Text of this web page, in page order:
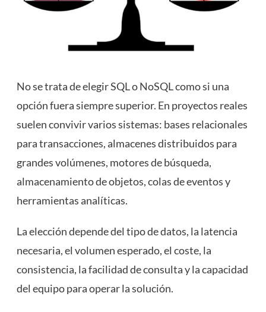
No se trata de elegir SQL o NoSQL como si una
opción fuera siempre superior. En proyectos reales
suelen convivir varios sistemas: bases relacionales
para transacciones, almacenes distribuidos para
grandes volúmenes, motores de búsqueda,
almacenamiento de objetos, colas de eventos y
herramientas analíticas.
La elección depende del tipo de datos, la latencia
necesaria, el volumen esperado, el coste, la
consistencia, la facilidad de consulta y la capacidad
del equipo para operar la solución.